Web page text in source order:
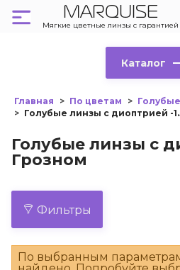
MARQUISE
Мягкие цветные линзы с гарантией
Каталог
Главная По цветам
Голубые линзы с диоптрией -
Голубые линзы с
Грозном
Фильтры
По выбранным